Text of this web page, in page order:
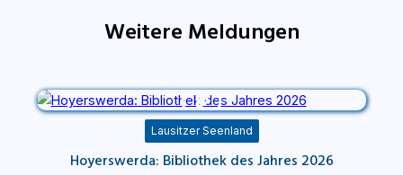
Weitere Meldungen
Lausitzer Seenland
Hoyerswerda: Bibliothek des Jahres 2026